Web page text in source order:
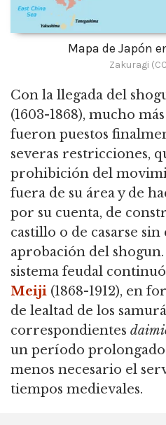
Mapa de Japón
Zakuragi
Con la llegada del
(1603-1868), mucho
fueron puestos
severas restricciones,
prohibición del
fuera de su área y de
por su cuenta, de
castillo o de casarse
aprobación del
sistema feudal
Meiji (1868-1912), en
de lealtad de los
correspondientes
un período
menos necesario el
tiempos medievales.